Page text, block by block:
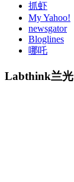
抓虾
My Yahoo!
newsgator
Bloglines
哪吒
Labthink兰光